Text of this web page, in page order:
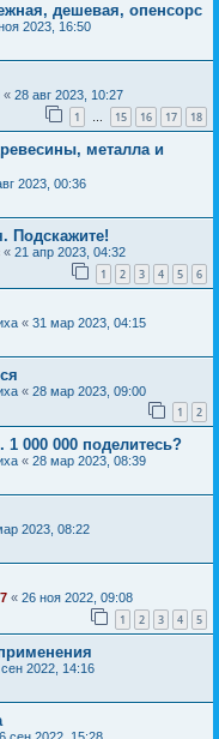
дешевая, опенсорс
2023, 16:50
« 28 авг 2023, 10:27
1 … 15 16 17 18
металла и
2023, 00:36
Подскажите!
« 21 апр 2023, 04:32
1 2 3 4 5 6
« 31 мар 2023, 04:15
« 28 мар 2023, 09:00
1 2
000 000 поделитесь?
« 28 мар 2023, 08:39
2023, 08:22
« 26 ноя 2022, 09:08
1 2 3 4 5
сен 2022, 14:16